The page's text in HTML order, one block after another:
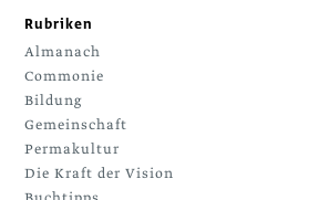
Rubriken
Almanach
Commonie
Bildung
Gemeinschaft
Permakultur
Die Kraft der Vision